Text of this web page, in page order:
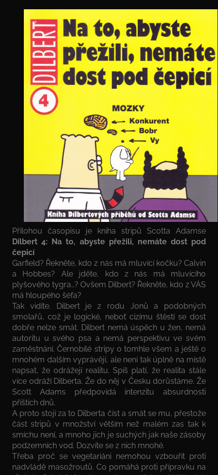
Přílohou časopisu je kniha stripů Scotta Adamse
Dilbert 4: Na to, abyste přežili, nemáte dost pod
čepicí
Garfield? Řekněte, kdo z nás má mluvící kočku? Calvin
a Hobbes? Ale jděte, kdo z nás má mluvícího
plyšového tygra…? Ovšem Dilbert? Řekněte, kdo z VÁS
má hloupého šéfa?
Tak vidíte. Dilbert je z rodu Jonů a podobných
smolařů, což je logické, neboť cizímu štěstí se dost
dobře nelze smát. Dilbert nemá úspěch u žen, nemá
autoritu u svého psa a nemá perspektivu ve svém
zaměstnání. Černobílé stripy o tomhle všem a ještě o
mnohém dalším vyprávějí, ale není tak úplně na místě
napsat, že odrážejí realitu. Spíš platí, že realita stále
více odráží Dilberta. Že do něj v Česku dorůstáme. Že
Scott Adams předpovídá intenzitu absurdnosti
příštích dnů.
A proto stojí za to Dilberta číst a smát se mu, přestože
část stripů v množství větším než malém zas tak k
smíchu není, a mnoho jich je suchých jak naše zásoby
podzemních vod. Dozvíte se z nich mnohé.
Třeba proč se vegetariáni nemohou vzbouřit proti
nadvládě masožroutů. Co pomáhá proti přípravku na